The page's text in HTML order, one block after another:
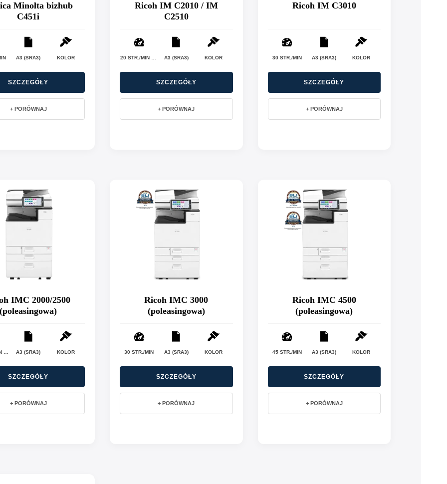
A3 (SRA3) KOLOR
Minolta bizhub
C451i
SZCZEGÓŁY
+ PORÓWNAJ
A3 (SRA3) KOLOR
Ricoh IM C2010 / IM
C2510
SZCZEGÓŁY
+ PORÓWNAJ
30 STR./MIN A3 (SRA3) KOLOR
Ricoh IM C3010
SZCZEGÓŁY
+ PORÓWNAJ
A3 (SRA3) KOLOR
IMC 2000/2500
(poleasingowa)
SZCZEGÓŁY
+ PORÓWNAJ
30 STR./MIN A3 (SRA3) KOLOR
Ricoh IMC 3000
(poleasingowa)
SZCZEGÓŁY
+ PORÓWNAJ
45 STR./MIN A3 (SRA3) KOLOR
Ricoh IMC 4500
(poleasingowa)
SZCZEGÓŁY
+ PORÓWNAJ